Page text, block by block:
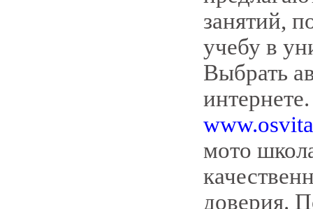
занятий,
учебу в
Выбрать
мото
доверия.